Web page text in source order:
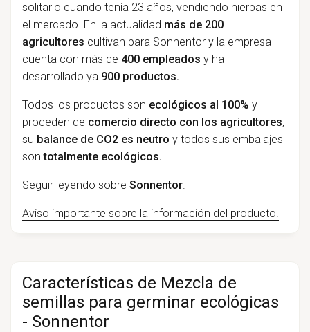
solitario cuando tenía 23 años, vendiendo hierbas en
el mercado. En la actualidad más de 200
agricultores cultivan para Sonnentor y la empresa
cuenta con más de 400 empleados y ha
desarrollado ya 900 productos.
Todos los productos son ecológicos al 100% y
proceden de comercio directo con los agricultores,
su balance de CO2 es neutro y todos sus embalajes
son totalmente ecológicos.
Seguir leyendo sobre Sonnentor.
Aviso importante sobre la información del producto.
Características de Mezcla de
semillas para germinar ecológicas
- Sonnentor